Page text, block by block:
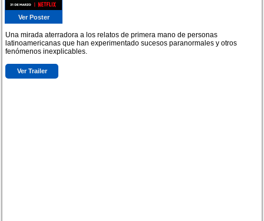
Ver Poster
Una mirada aterradora a los relatos de primera mano de personas
latinoamericanas que han experimentado sucesos paranormales y otros
fenómenos inexplicables.
Ver Trailer